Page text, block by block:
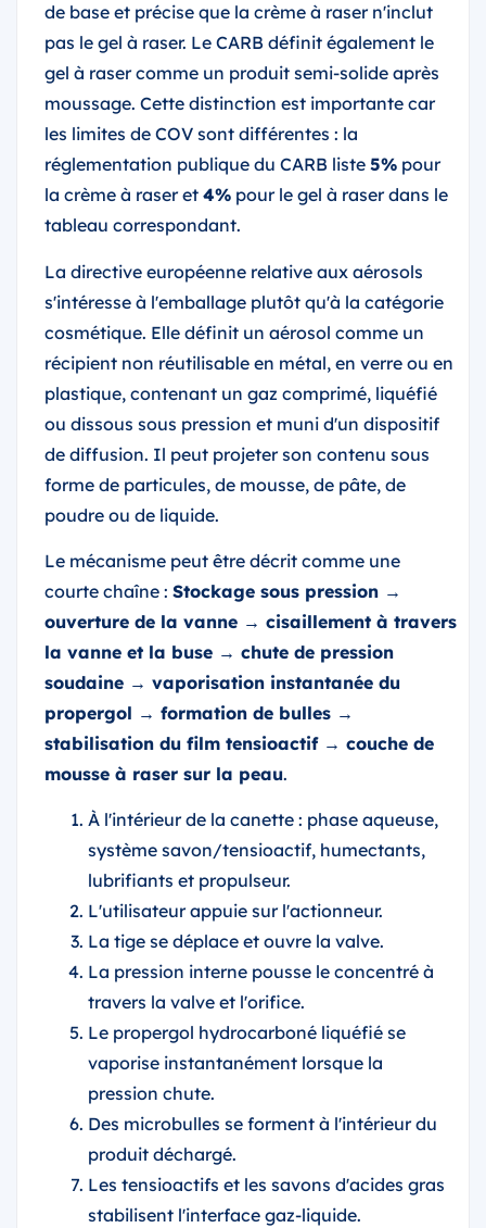
de base et précise que la crème à raser n'inclut
pas le gel à raser. Le CARB définit également le
gel à raser comme un produit semi-solide après
moussage. Cette distinction est importante car
les limites de COV sont différentes : la
réglementation publique du CARB liste 5% pour
la crème à raser et 4% pour le gel à raser dans le
tableau correspondant.
La directive européenne relative aux aérosols
s'intéresse à l'emballage plutôt qu'à la catégorie
cosmétique. Elle définit un aérosol comme un
récipient non réutilisable en métal, en verre ou en
plastique, contenant un gaz comprimé, liquéfié
ou dissous sous pression et muni d'un dispositif
de diffusion. Il peut projeter son contenu sous
forme de particules, de mousse, de pâte, de
poudre ou de liquide.
Le mécanisme peut être décrit comme une
courte chaîne : Stockage sous pression →
ouverture de la vanne → cisaillement à travers
la vanne et la buse → chute de pression
soudaine → vaporisation instantanée du
propergol → formation de bulles →
stabilisation du film tensioactif → couche de
mousse à raser sur la peau.
À l'intérieur de la canette : phase aqueuse,
système savon/tensioactif, humectants,
lubrifiants et propulseur.
L'utilisateur appuie sur l'actionneur.
La tige se déplace et ouvre la valve.
La pression interne pousse le concentré à
travers la valve et l'orifice.
Le propergol hydrocarboné liquéfié se
vaporise instantanément lorsque la
pression chute.
Des microbulles se forment à l'intérieur du
produit déchargé.
Les tensioactifs et les savons d'acides gras
stabilisent l'interface gaz-liquide.